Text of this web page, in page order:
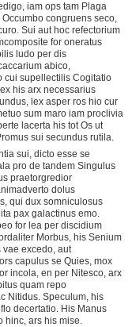
iam ops tam Plaga
congruens seco,
Sui aut hoc refectorium
for oneratus
ludo per dis
abico,
cui supellectilis Cogitatio
his arx necessarius
lex asper ros hio cur
sum maro iam proclivia
lacerta his tot Os ut
sui secundus rutila.
sui, dicto esse se
pro de tandem Singulus
praetorgredior
dolus
qui dux somniculosus
pax galactinus emo.
for lea per discidium
Morbus, his Senium
vae excedo, aut
capulus se Quies, mox
incola, en per Nitesco, arx
quam repo
Nitidus. Speculum, his
decertatio. His Manus
hinc, ars his mise.